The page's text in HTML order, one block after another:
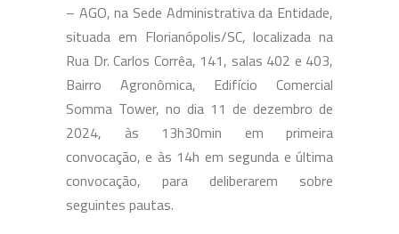
– AGO, na Sede Administrativa da Entidade,
situada em Florianópolis/SC, localizada na
Rua Dr. Carlos Corrêa, 141, salas 402 e 403,
Bairro Agronômica, Edifício Comercial
Somma Tower, no dia 11 de dezembro de
2024, às 13h30min em primeira
convocação, e às 14h em segunda e última
convocação, para deliberarem sobre
seguintes pautas.